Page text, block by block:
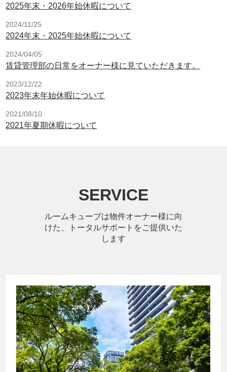
2025年末・2026年始休暇について
2024/11/25
2024年末・2025年始休暇について
2024/04/05
賃貸管理部の日常をオーナー様に見ていただきます。
2023/12/22
2023年末年始休暇について
2021/08/10
2021年夏期休暇について
SERVICE
ルームキューブは物件オーナー様に向
けた、トータルサポートをご提供いた
します